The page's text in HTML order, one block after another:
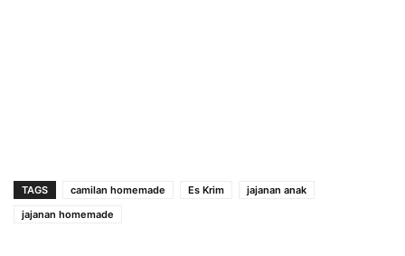
TAGS camilan homemade Es Krim
jajanan anak
jajanan homemade